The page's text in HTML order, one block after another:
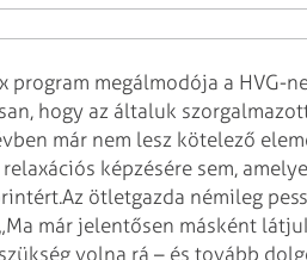
program megálmodója a
hogy az általuk
már nem lesz kötelező
képzésére sem,
Az ötletgazda némileg
már jelentősen másként
volna rá – és tovább